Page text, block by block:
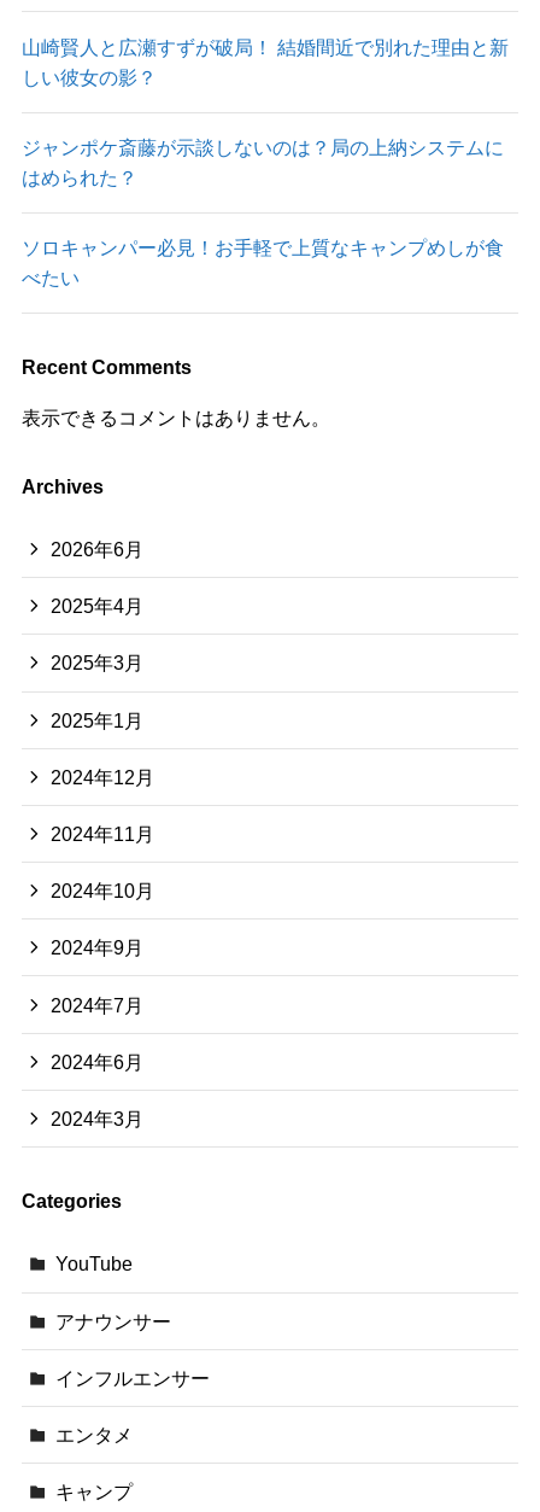
山崎賢人と広瀬すずが破局！ 結婚間近で別れた理由と新
しい彼女の影？
ジャンポケ斎藤が示談しないのは？局の上納システムに
はめられた？
ソロキャンパー必見！お手軽で上質なキャンプめしが食
べたい
Recent Comments
表示できるコメントはありません。
Archives
2026年6月
2025年4月
2025年3月
2025年1月
2024年12月
2024年11月
2024年10月
2024年9月
2024年7月
2024年6月
2024年3月
Categories
YouTube
アナウンサー
インフルエンサー
エンタメ
キャンプ